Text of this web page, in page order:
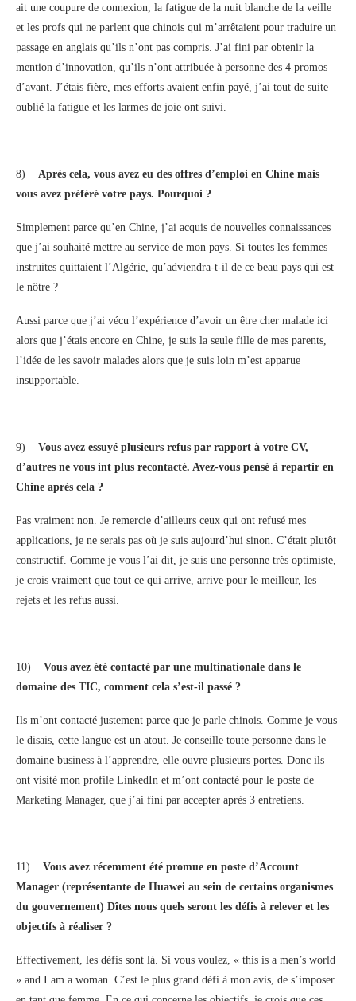
ait une coupure de connexion, la fatigue de la nuit blanche de la veille
et les profs qui ne parlent que chinois qui m’arrêtaient pour traduire un
passage en anglais qu’ils n’ont pas compris. J’ai fini par obtenir la
mention d’innovation, qu’ils n’ont attribuée à personne des 4 promos
d’avant. J’étais fière, mes efforts avaient enfin payé, j’ai tout de suite
oublié la fatigue et les larmes de joie ont suivi.
8) Après cela, vous avez eu des offres d’emploi en Chine mais
vous avez préféré votre pays. Pourquoi ?
Simplement parce qu’en Chine, j’ai acquis de nouvelles connaissances
que j’ai souhaité mettre au service de mon pays. Si toutes les femmes
instruites quittaient l’Algérie, qu’adviendra-t-il de ce beau pays qui est
le nôtre ?
Aussi parce que j’ai vécu l’expérience d’avoir un être cher malade ici
alors que j’étais encore en Chine, je suis la seule fille de mes parents,
l’idée de les savoir malades alors que je suis loin m’est apparue
insupportable.
9)
Vous avez essuyé plusieurs refus par rapport à votre CV,
d’autres ne vous int plus recontacté. Avez-vous pensé à repartir en
Chine après cela ?
Pas vraiment non. Je remercie d’ailleurs ceux qui ont refusé mes
applications, je ne serais pas où je suis aujourd’hui sinon. C’était plutôt
constructif. Comme je vous l’ai dit, je suis une personne très optimiste,
je crois vraiment que tout ce qui arrive, arrive pour le meilleur, les
rejets et les refus aussi.
10)
Vous avez été contacté par une multinationale dans le
domaine des TIC, comment cela s’est-il passé ?
Ils m’ont contacté justement parce que je parle chinois. Comme je vous
le disais, cette langue est un atout. Je conseille toute personne dans le
domaine business à l’apprendre, elle ouvre plusieurs portes. Donc ils
ont visité mon profile LinkedIn et m’ont contacté pour le poste de
Marketing Manager, que j’ai fini par accepter après 3 entretiens.
11)
Vous avez récemment été promue en poste d’Account
Manager (représentante de Huawei au sein de certains organismes
du gouvernement) Dîtes nous quels seront les défis à relever et les
objectifs à réaliser ?
Effectivement, les défis sont là. Si vous voulez, « this is a men’s world
» and I am a woman. C’est le plus grand défi à mon avis, de s’imposer